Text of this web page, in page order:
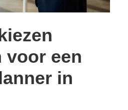
voor een
in